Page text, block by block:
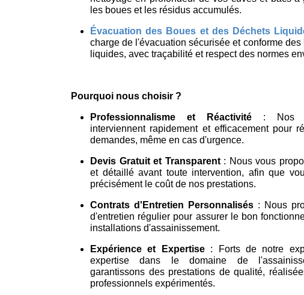
les boues et les résidus accumulés.
Évacuation des Boues et des Déchets
charge de l'évacuation sécurisée et conforme
liquides, avec traçabilité et respect des normes
Pourquoi nous choisir ?
Professionnalisme et Réactivité : Nos
interviennent rapidement et efficacement pour
demandes, même en cas d'urgence.
Devis Gratuit et Transparent: Nous vous
et détaillé avant toute intervention, afin que
précisément le coût de nos prestations.
Contrats d'Entretien Personnalisés : Nous
d'entretien régulier pour assurer le bon
installations d'assainissement.
Expérience et Expertise: Forts de notre
expertise dans le domaine de
garantissons des prestations de qualité,
professionnels expérimentés.